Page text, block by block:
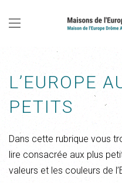
L’EUROPE
PETITS
Dans cette rubrique vous
lire consacrée aux plus
valeurs et les couleurs de